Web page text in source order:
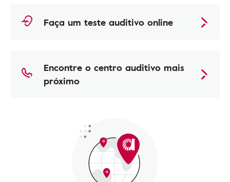
Faça um teste auditivo online
Encontre o centro auditivo mais
próximo